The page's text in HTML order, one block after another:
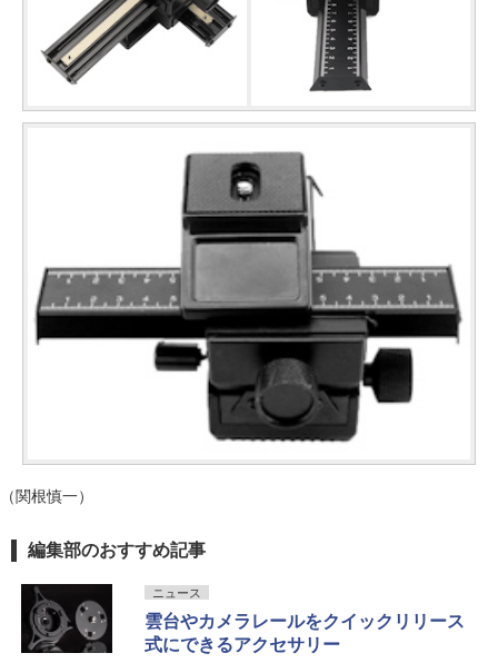
（関根慎一）
編集部のおすすめ記事
ニュース
雲台やカメラレールをクイックリリース
式にできるアクセサリー